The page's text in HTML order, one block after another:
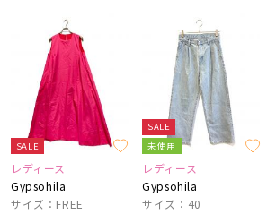
SALE
レディース
Gypsohila
サイズ：FREE
SALE
未使用
レディース
Gypsohila
サイズ：40